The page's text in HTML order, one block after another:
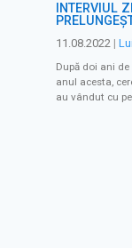
INTERVIUL
11.08.2022 |
După doi ani
anul acesta,
au vândut cu